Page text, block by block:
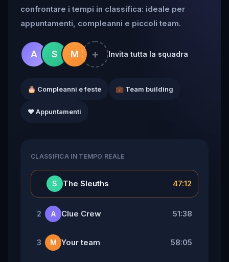
confrontare i tempi in classifica: ideale per
appuntamenti, compleanni e piccoli team.
A S M + Invita tutta la squadra
🎂 Compleanni e feste 💼 Team building
❤️ Appuntamenti
CLASSIFICA IN TEMPO REALE
S The Sleuths 47:12
2 A Clue Crew 51:38
3 M Your team 58:05